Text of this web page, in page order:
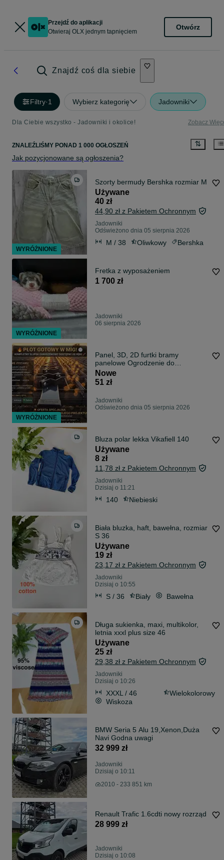
Przejdź do aplikacji
Otwieraj OLX jednym tapnięciem
Otwórz
Znajdź coś dla siebie
Filtry·1 Wybierz kategorię Jadowniki
Dla Ciebie wszystko - Jadowniki i okolice! Zobacz
ZNALEŹLIŚMY PONAD 1 000 OGŁOSZEŃ
Jak pozycjonowane są ogłoszenia?
Szorty bermudy Bershka rozmiar M
Używane
40 zł
44,90 zł z Pakietem Ochronnym
Jadowniki
Odświeżono dnia 05 sierpnia 2026
M / 38 Oliwkowy Bershka
Fretka z wyposażeniem
1 700 zł
Jadowniki
06 sierpnia 2026
Panel, 3D, 2D furtki bramy
panelowe Ogrodzenie do
PRODUCENTA
Nowe
51 zł
Jadowniki
Odświeżono dnia 05 sierpnia 2026
Bluza polar lekka Vikafiell 140
Używane
8 zł
11,78 zł z Pakietem Ochronnym
Jadowniki
Dzisiaj o 11:21
140 Niebieski
Biała bluzka, haft, bawełna, rozmiar
S 36
Używane
19 zł
23,17 zł z Pakietem Ochronnym
Jadowniki
Dzisiaj o 10:55
S / 36 Biały Bawełna
Długa sukienka, maxi, multikolor,
letnia xxxl plus size 46
Używane
25 zł
29,38 zł z Pakietem Ochronnym
Jadowniki
Dzisiaj o 10:26
XXXL / 46
Wielokolorowy
Wiskoza
BMW Seria 5 Alu 19,Xenon,Duża
Navi Godna uwagi
32 999 zł
Jadowniki
Dzisiaj o 10:11
2010 - 233 851 km
Renault Trafic 1.6cdti nowy rozrząd
28 999 zł
Jadowniki
Dzisiaj o 10:08
WYRÓŻNIONE
WYRÓŻNIONE
WYRÓŻNIONE